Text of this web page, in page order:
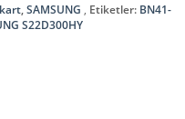
,SAMSUNG Etiketler: BN41-
S22D300HY